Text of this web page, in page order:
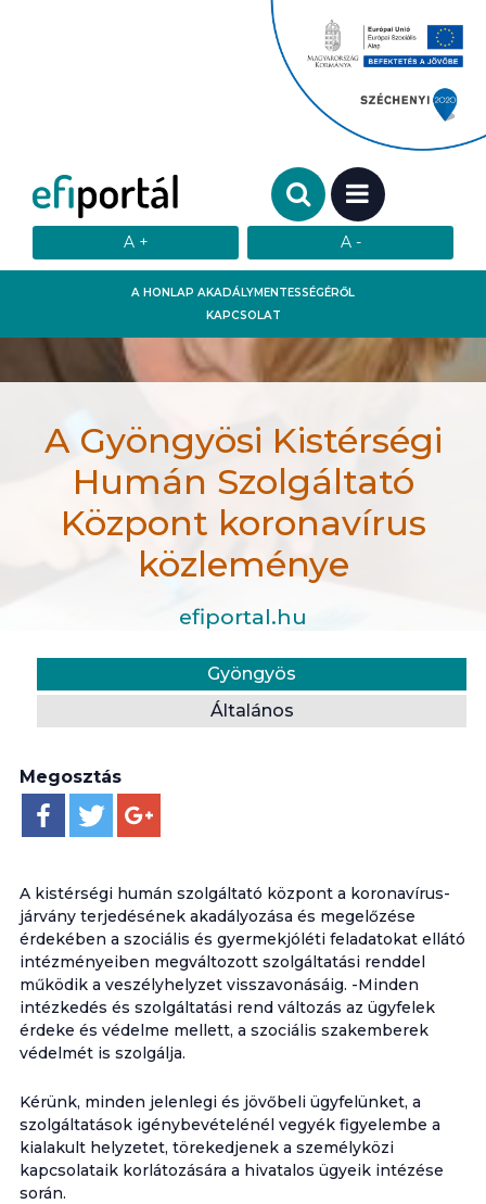
A HONLAP AKADÁLYMENTESSÉGÉRŐL
KAPCSOLAT
Keresendő szó:
MENÜ
A Gyöngyösi Kistérségi
Humán Szolgáltató
Központ koronavírus
közleménye
efiportal.hu
A Gyöngyösi Kistérségi Humán Szolgáltató
Gyöngyös
Általános
Megosztás
A kistérségi humán szolgáltató központ a koronavírus-
járvány terjedésének akadályozása és megelőzése
érdekében a szociális és gyermekjóléti feladatokat ellátó
intézményeiben megváltozott szolgáltatási renddel
működik a veszélyhelyzet visszavonásáig. -Minden
intézkedés és szolgáltatási rend változás az ügyfelek
érdeke és védelme mellett, a szociális szakemberek
védelmét is szolgálja.
Kérünk, minden jelenlegi és jövőbeli ügyfelünket, a
szolgáltatások igénybevételénél vegyék figyelembe a
kialakult helyzetet, törekedjenek a személyközi
kapcsolataik korlátozására a hivatalos ügyeik intézése
során.